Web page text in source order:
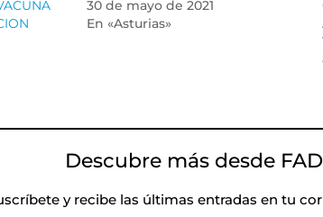
30 de mayo de 2021
En «Asturias»
Descubre más desde
y recibe las últimas entradas en tu